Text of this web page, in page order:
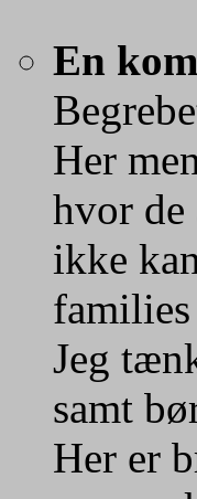
En
Her
hvor de
ikke
Jeg
samt
Her er